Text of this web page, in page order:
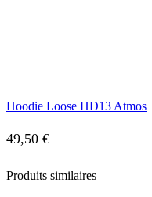
Hoodie Loose HD13 Atmos
49,50 €
Produits similaires